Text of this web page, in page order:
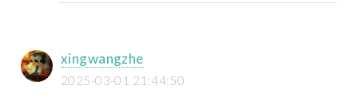
xingwangzhe
2025-03-01 21:44:50